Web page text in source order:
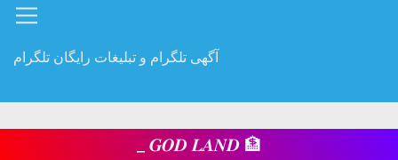
آگهی تلگرام و تبلیغات رایگان تلگرام
_ 𝑮𝑶𝑫 𝑳𝑨𝑵𝑫 🏦